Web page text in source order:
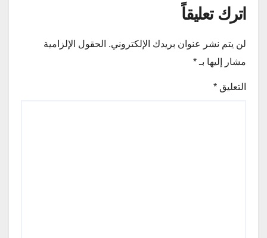
اترك تعليقاً
لن يتم نشر عنوان بريدك الإلكتروني. الحقول الإلزامية
مشار إليها بـ *
التعليق *